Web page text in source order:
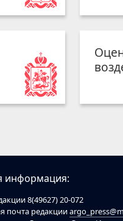
информация:
8(49627) 20-072
почта редакции